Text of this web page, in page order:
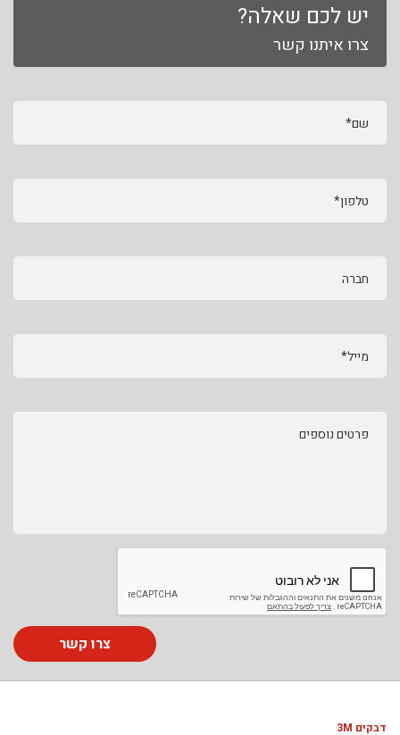
יש לכם שאלה?
צרו איתנו קשר
שם*
טלפון*
חברה
מייל*
פרטים נוספים
צרו קשר
דבקים 3M